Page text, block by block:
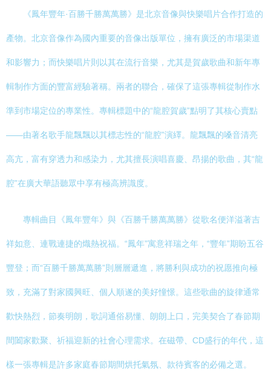
《鳳年豐年·百勝千勝萬萬勝》是北京音像與快樂唱片合作打造的
產物。北京音像作為國內重要的音像出版單位，擁有廣泛的市場渠道
和影響力；而快樂唱片則以其在流行音樂，尤其是賀歲歌曲和新年專
輯制作方面的豐富經驗著稱。兩者的聯合，確保了這張專輯從制作水
準到市場定位的專業性。專輯標題中的“龍腔賀歲”點明了其核心賣點
——由著名歌手龍飄飄以其標志性的“龍腔”演繹。龍飄飄的嗓音清亮
高亢，富有穿透力和感染力，尤其擅長演唱喜慶、昂揚的歌曲，其“龍
腔”在廣大華語聽眾中享有極高辨識度。
專輯曲目《鳳年豐年》與《百勝千勝萬萬勝》從歌名便洋溢著吉
祥如意、連戰連捷的熾熱祝福。“鳳年”寓意祥瑞之年，“豐年”期盼五谷
豐登；而“百勝千勝萬萬勝”則層層遞進，將勝利與成功的祝愿推向極
致，充滿了對家國興旺、個人順遂的美好憧憬。這些歌曲的旋律通常
歡快熱烈，節奏明朗，歌詞通俗易懂、朗朗上口，完美契合了春節期
間闔家歡聚、祈福迎新的社會心理需求。在磁帶、CD盛行的年代，這
樣一張專輯是許多家庭春節期間烘托氣氛、款待賓客的必備之選。